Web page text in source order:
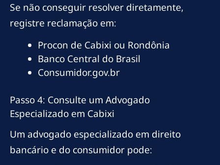
Se não conseguir resolver diretamente,
registre reclamação em:
Procon de Cabixi ou Rondônia
Banco Central do Brasil
Consumidor.gov.br
Passo 4: Consulte um Advogado
Especializado em Cabixi
Um advogado especializado em direito
bancário e do consumidor pode: